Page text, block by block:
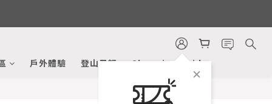
戶外體驗 登山日記 Shopping Guide
BUY NOW